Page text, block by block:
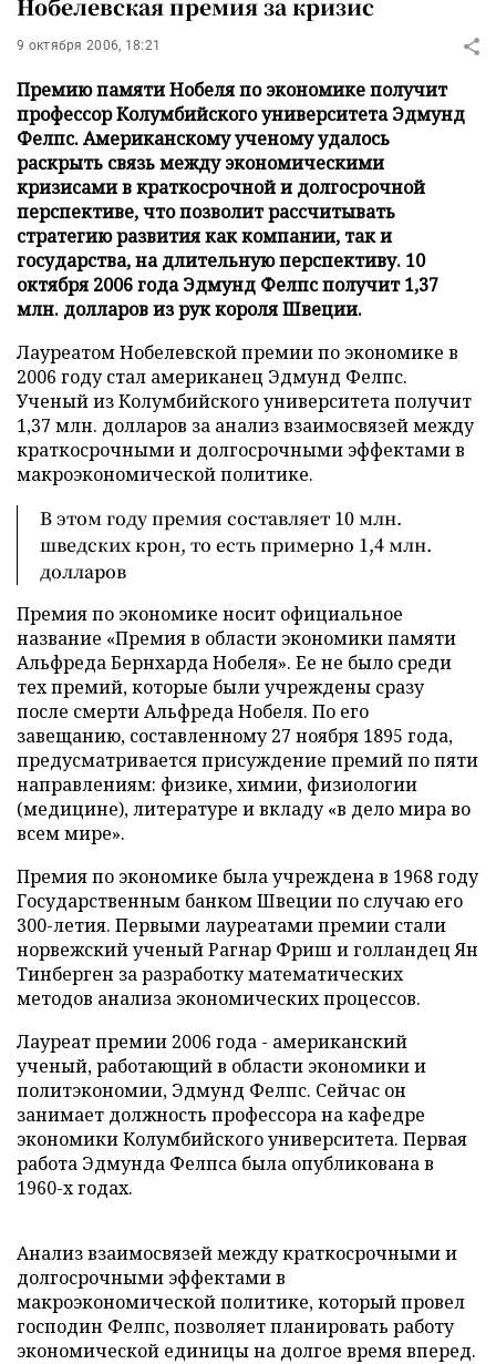
Нобелевская премия за кризис
9 октября 2006, 18:21
Премию памяти Нобеля по экономике получит
профессор Колумбийского университета Эдмунд
Фелпс. Американскому ученому удалось
раскрыть связь между экономическими
кризисами в краткосрочной и долгосрочной
перспективе, что позволит рассчитывать
стратегию развития как компании, так и
государства, на длительную перспективу. 10
октября 2006 года Эдмунд Фелпс получит 1,37
млн. долларов из рук короля Швеции.
Лауреатом Нобелевской премии по экономике в
2006 году стал американец Эдмунд Фелпс.
Ученый из Колумбийского университета получит
1,37 млн. долларов за анализ взаимосвязей между
краткосрочными и долгосрочными эффектами в
макроэкономической политике.
В этом году премия составляет 10 млн.
шведских крон, то есть примерно 1,4 млн.
долларов
Премия по экономике носит официальное
название «Премия в области экономики памяти
Альфреда Бернхарда Нобеля». Ее не было среди
тех премий, которые были учреждены cразу
после смерти Альфреда Нобеля. По его
завещанию, составленному 27 ноября 1895 года,
предусматривается присуждение премий по пяти
направлениям: физике, химии, физиологии
(медицине), литературе и вкладу «в дело мира во
всем мире».
Премия по экономике была учреждена в 1968 году
Государственным банком Швеции по случаю его
300-летия. Первыми лауреатами премии стали
норвежский ученый Рагнар Фриш и голландец Ян
Тинберген за разработку математических
методов анализа экономических процессов.
Лауреат премии 2006 года - американский
ученый, работающий в области экономики и
политэкономии, Эдмунд Фелпс. Сейчас он
занимает должность профессора на кафедре
экономики Колумбийского университета. Первая
работа Эдмунда Фелпса была опубликована в
1960-х годах.
Анализ взаимосвязей между краткосрочными и
долгосрочными эффектами в
макроэкономической политике, который провел
господин Фелпс, позволяет планировать работу
экономической единицы на долгое время вперед.